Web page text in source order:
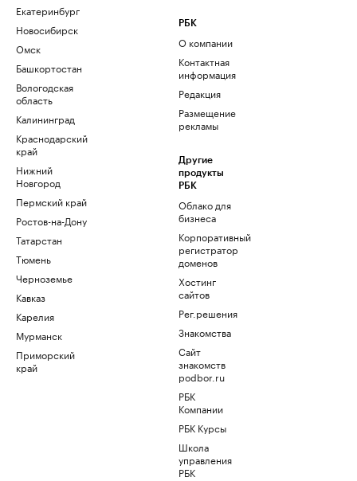
Екатеринбург
Новосибирск
Омск
Башкортостан
Вологодская
область
Калининград
Краснодарский
край
Нижний
Новгород
Пермский край
Ростов-на-Дону
Татарстан
Тюмень
Черноземье
Кавказ
Карелия
Мурманск
Приморский
край
РБК
О компании
Контактная
информация
Редакция
Размещение
рекламы
Другие
продукты
РБК
Облако для
бизнеса
Корпоративный
регистратор
доменов
Хостинг
сайтов
Рег.решения
Знакомства
Сайт
знакомств
podbor.ru
РБК
Компании
РБК Курсы
Школа
управления
РБК